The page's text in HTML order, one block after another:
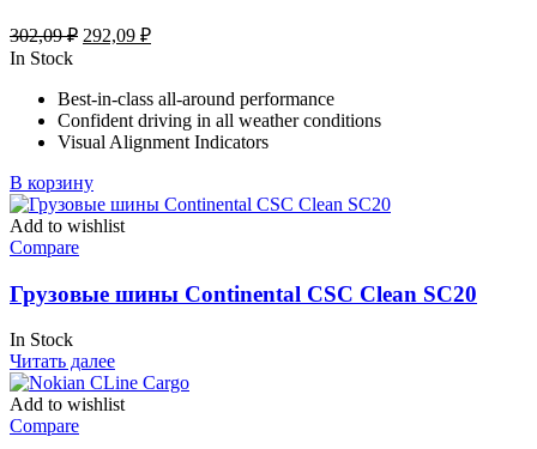
302,09₽ Первоначальная
302,09 ₽.
292,09 ₽Текущая
In Stock
Best-in-class all-around performance
Confident driving in all weather conditions
Visual Alignment Indicators
В корзину
Add to wishlist
Compare
Грузовые шины Continental CSC Clean SC20
In Stock
Читать далее
Add to wishlist
Compare